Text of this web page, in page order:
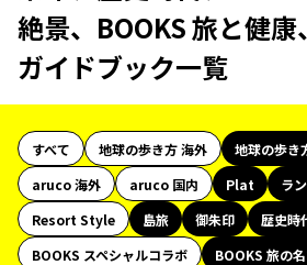
絶景、BOOKS 旅と健
ガイドブック一覧
すべて 地球の歩き方 海外
地球の歩き
aruco 海外
aruco 国内 Plat
ラ
Resort Style
島旅 御朱印 歴史時
BOOKS スペシャルコラボ
BOOKS 旅の